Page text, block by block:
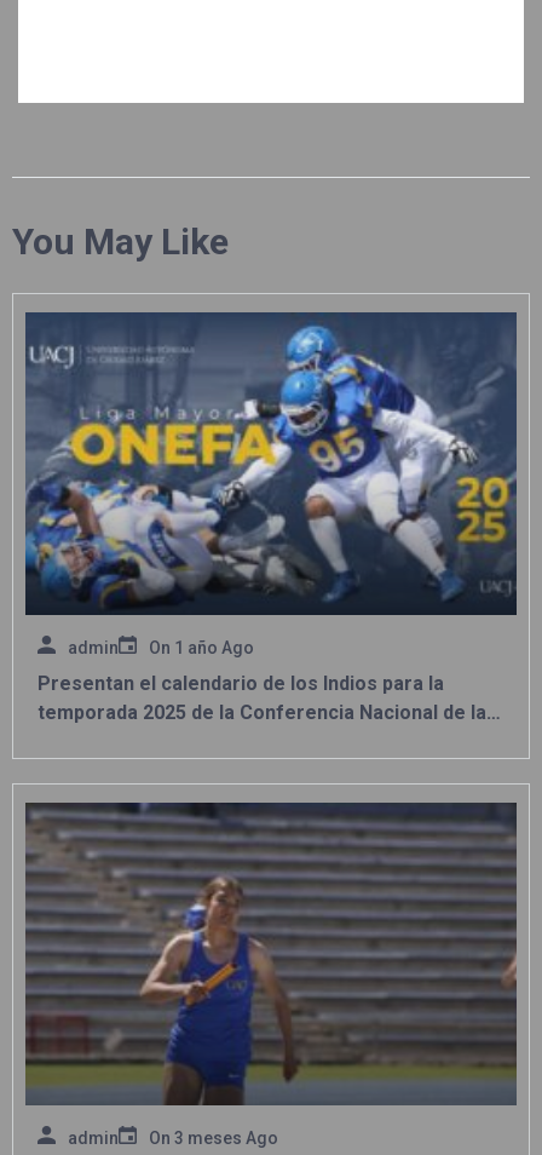
You May Like
admin On 1 año Ago
Presentan el calendario de los Indios para la
temporada 2025 de la Conferencia Nacional de la
admin On 3 meses Ago